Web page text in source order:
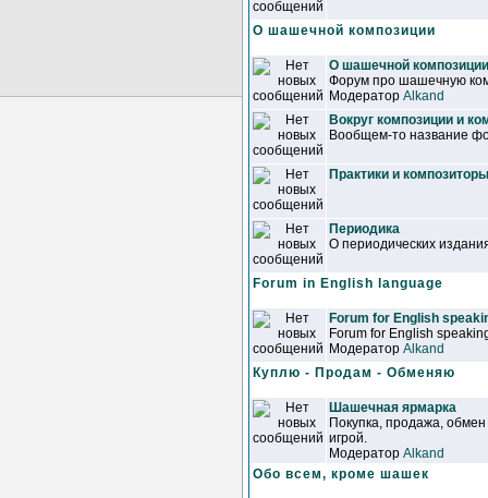
О шашечной композиции
О шашечной композиции
Форум про шашечную
Модератор Alkand
Вокруг композиции и
Вообщем-то название
Практики и композиторы
Периодика
О периодических
Forum in English language
Forum for English
Forum for English
Модератор Alkand
Куплю - Продам - Обменяю
Шашечная ярмарка
Покупка, продажа,
игрой.
Модератор Alkand
Обо всем, кроме шашек